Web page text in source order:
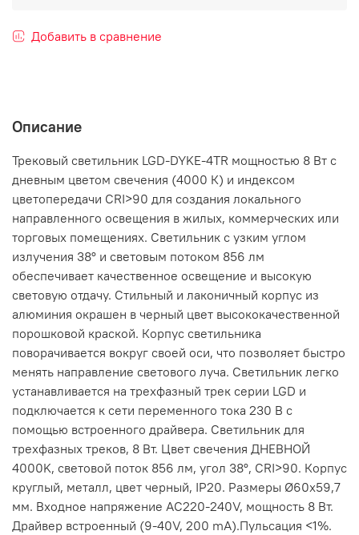
Добавить в сравнение
Описание
Трековый светильник LGD-DYKE-4TR мощностью 8 Вт с
дневным цветом свечения (4000 К) и индексом
цветопередачи CRI>90 для создания локального
направленного освещения в жилых, коммерческих или
торговых помещениях. Светильник с узким углом
излучения 38° и световым потоком 856 лм
обеспечивает качественное освещение и высокую
световую отдачу. Стильный и лаконичный корпус из
алюминия окрашен в черный цвет высококачественной
порошковой краской. Корпус светильника
поворачивается вокруг своей оси, что позволяет быстро
менять направление светового луча. Светильник легко
устанавливается на трехфазный трек серии LGD и
подключается к сети переменного тока 230 В с
помощью встроенного драйвера. Светильник для
трехфазных треков, 8 Вт. Цвет свечения ДНЕВНОЙ
4000K, световой поток 856 лм, угол 38°, CRI>90. Корпус
круглый, металл, цвет черный, IP20. Размеры Ø60x59,7
мм. Входное напряжение AC220-240V, мощность 8 Вт.
Драйвер встроенный (9-40V, 200 mA).Пульсация <1%.